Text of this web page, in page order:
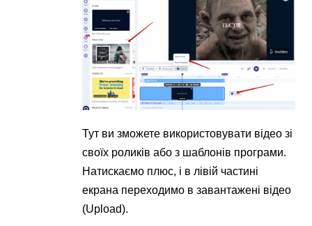
Тут ви зможете використовувати відео зі
своїх роликів або з шаблонів програми.
Натискаємо плюс, і в лівій частині
екрана переходимо в завантажені відео
(Upload).